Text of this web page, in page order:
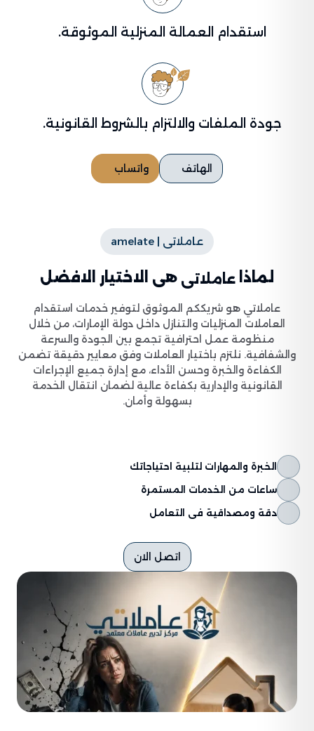
استقدام العمالة المنزلية الموثوقة.
جودة الملفات والالتزام بالشروط القانونية.
الهاتف واتساب
عاملاتى | amelate
لماذا عاملاتى هى الاختيار الافضل
عاملاتي هو شريككم الموثوق لتوفير خدمات استقدام
العاملات المنزليات والتنازل داخل دولة الإمارات، من خلال
منظومة عمل احترافية تجمع بين الجودة والسرعة
والشفافية. نلتزم باختيار العاملات وفق معايير دقيقة تضمن
الكفاءة والخبرة وحسن الأداء، مع إدارة جميع الإجراءات
القانونية والإدارية بكفاءة عالية لضمان انتقال الخدمة
بسهولة وأمان.
الخبرة والمهارات لتلبية احتياجاتك
ساعات من الخدمات المستمرة
دقة ومصداقية فى التعامل
اتصل الان